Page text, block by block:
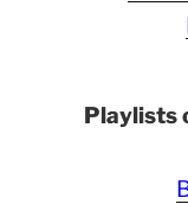
Playlists